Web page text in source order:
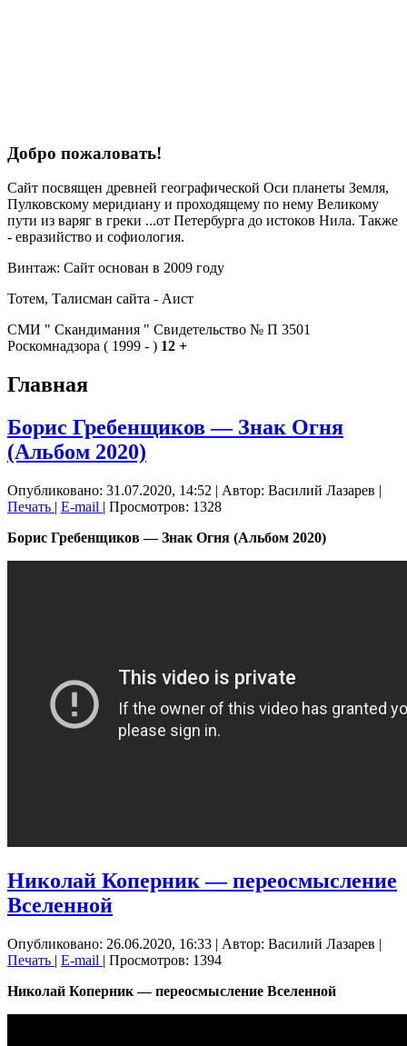
Добро пожаловать!
Сайт посвящен древней географической Оси планеты Земля,
Пулковскому меридиану и проходящему по нему Великому
пути из варяг в греки ...от Петербурга до истоков Нила. Также
- евразийство и софиология.
Винтаж: Сайт основан в 2009 году
Тотем, Талисман сайта - Аист
СМИ " Скандимания " Свидетельство № П 3501
Роскомнадзора ( 1999 - ) 12 +
Главная
Борис Гребенщиков — Знак Огня
(Альбом 2020)
Опубликовано: 31.07.2020, 14:52 | Автор: Василий Лазарев |
Печать | E-mail | Просмотров: 1328
Борис Гребенщиков — Знак Огня (Альбом 2020)
Николай Коперник — переосмысление
Вселенной
Опубликовано: 26.06.2020, 16:33 | Автор: Василий Лазарев |
Печать | E-mail | Просмотров: 1394
Николай Коперник — переосмысление Вселенной